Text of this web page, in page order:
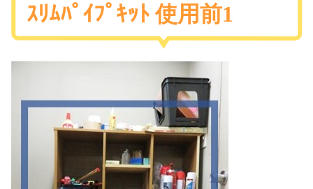
ｽﾘﾑﾊﾟｲﾌﾟｷｯﾄ 使用前1